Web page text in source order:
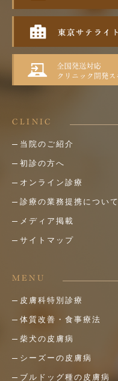
CLINIC
当院のご紹介
初診の方へ
オンライン診療
診療の業務提携について
メディア掲載
サイトマップ
MENU
皮膚科特別診療
体質改善・食事療法
柴犬の皮膚病
シーズーの皮膚病
ブルドッグ種の皮膚病